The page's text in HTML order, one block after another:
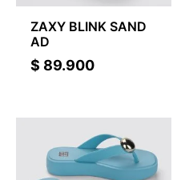
ZAXY BLINK SAND
AD
$ 89.900